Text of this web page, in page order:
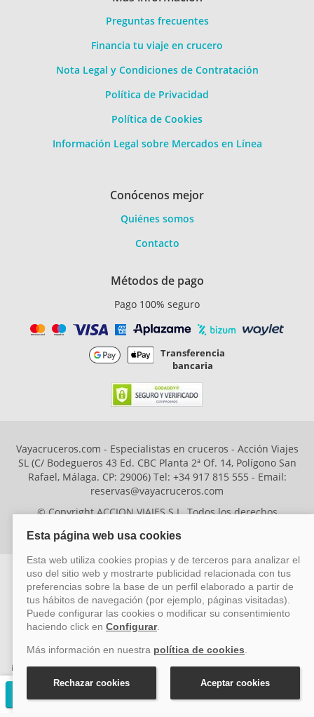
Preguntas frecuentes
Financia tu viaje en crucero
Nota Legal y Condiciones de Contratación
Política de Privacidad
Política de Cookies
Información Legal sobre Mercados en Línea
Conócenos mejor
Quiénes somos
Contacto
Métodos de pago
Pago 100% seguro
Transferencia
bancaria
Vayacruceros.com - Especialistas en cruceros - Acción Viajes
SL (C/ Bodegueros 43 Ed. CBC Planta 2ª Of. 14, Polígono San
Rafael, Málaga. CP: 29006) Tel: +34 917 815 555 - Email:
reservas@vayacruceros.com
© Copyright ACCION VIAJES S.L. Todos los derechos
ACCION VIAJES SL ha sido beneficiaria del Fondo Europeo de Desarrollo
Regional (FEDER), cuyo objetivo es mejorar la competitividad de las pymes
mediante el impulso de la innovación, el desarrollo tecnológico, la
investigación de calidad y el uso seguro y fiable del ciberespacio. Gracias a
esta financiación, la empresa ha puesto en marcha un Plan de Acción
durante el año 2026 para reforzar su competitividad empresarial,
promoviendo la innovación y la ciberseguridad. Para ello, ha contado con el